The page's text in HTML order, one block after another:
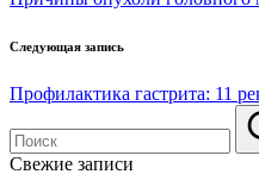
Следующая запись
Профилактика гастрита: 11
Свежие записи